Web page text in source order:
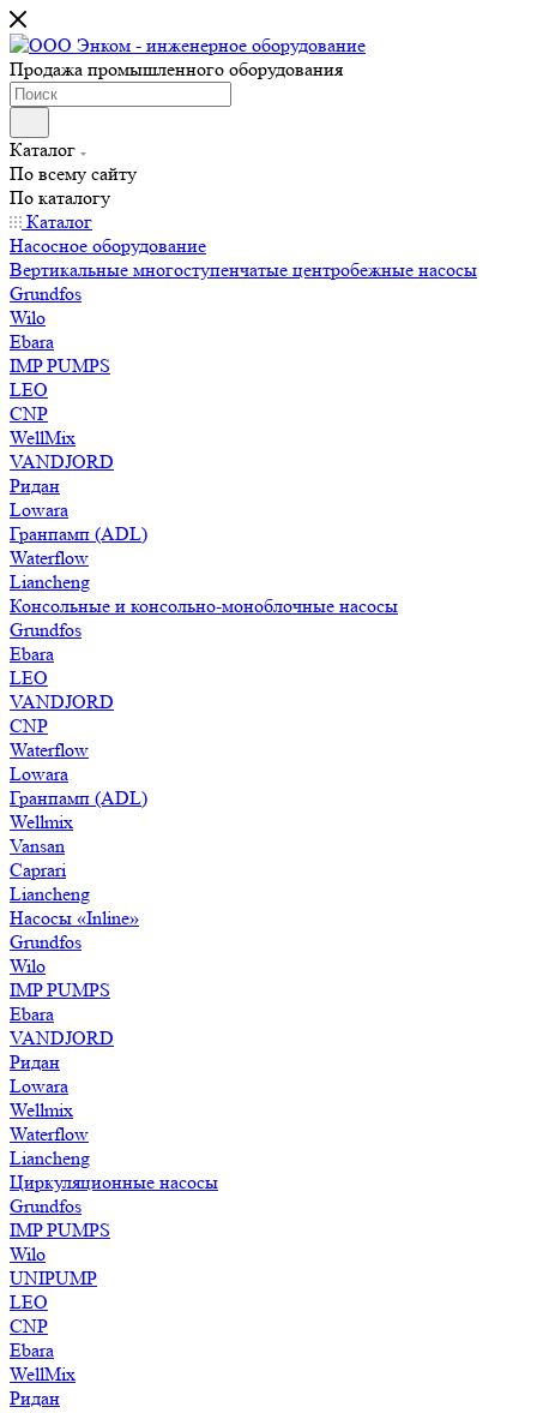
Продажа промышленного оборудования
Каталог
По всему сайту
По каталогу
Каталог
Насосное оборудование
Вертикальные многоступенчатые центробежные насосы
Grundfos
Wilo
Ebara
IMP PUMPS
LEO
CNP
WellMix
VANDJORD
Ридан
Lowara
Гранпамп (ADL)
Waterflow
Liancheng
Консольные и консольно-моноблочные насосы
Grundfos
Ebara
LEO
VANDJORD
CNP
Waterflow
Lowara
Гранпамп (ADL)
Wellmix
Vansan
Caprari
Liancheng
Насосы «Inline»
Grundfos
Wilo
IMP PUMPS
Ebara
VANDJORD
Ридан
Lowara
Wellmix
Waterflow
Liancheng
Циркуляционные насосы
Grundfos
IMP PUMPS
Wilo
UNIPUMP
LEO
CNP
Ebara
WellMix
Ридан